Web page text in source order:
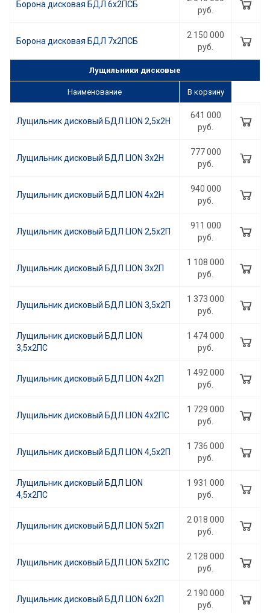
Борона дисковая БДЛ 6х2ПСБ
руб.
Борона дисковая БДЛ 7х2ПСБ
2 150 000
руб.
Лущильники дисковые
Наименование В корзину
Лущильник дисковый БДЛ LION 2,5х2Н
641 000
руб.
Лущильник дисковый БДЛ LION 3х2Н
777 000
руб.
Лущильник дисковый БДЛ LION 4х2Н
940 000
руб.
Лущильник дисковый БДЛ LION 2,5х2П
911 000
руб.
Лущильник дисковый БДЛ LION 3х2П
1 108 000
руб.
Лущильник дисковый БДЛ LION 3,5х2П
1 373 000
руб.
Лущильник дисковый БДЛ LION
3,5х2ПС
1 474 000
руб.
Лущильник дисковый БДЛ LION 4х2П
1 492 000
руб.
Лущильник дисковый БДЛ LION 4х2ПС
1 729 000
руб.
Лущильник дисковый БДЛ LION 4,5х2П
1 736 000
руб.
Лущильник дисковый БДЛ LION
4,5х2ПС
1 931 000
руб.
Лущильник дисковый БДЛ LION 5х2П
2 018 000
руб.
Лущильник дисковый БДЛ LION 5х2ПС
2 128 000
руб.
Лущильник дисковый БДЛ LION 6х2П
2 190 000
руб.